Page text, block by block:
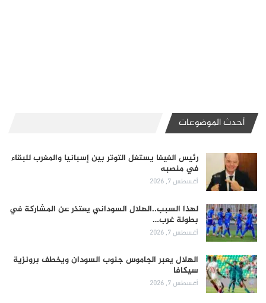
أحدث الموضوعات
رئيس الفيفا يستغل التوتر بين إسبانيا والمغرب للبقاء
في منصبه
أغسطس 7, 2026
لهذا السبب..الهلال السوداني يعتذر عن المشاركة في
بطولة غرب…
أغسطس 7, 2026
الهلال يعبر الجاموس جنوب السودان ويخطف برونزية
سيكافا
أغسطس 7, 2026